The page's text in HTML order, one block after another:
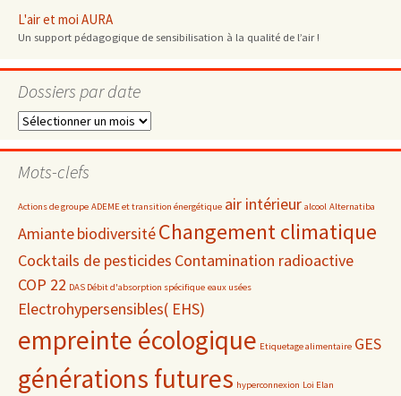
L'air et moi AURA
Un support pédagogique de sensibilisation à la qualité de l’air !
Dossiers par date
Dossiers
date
Mots-clefs
Actions de groupe ADEME et transition énergétique air intérieur alcool Alternatiba
AmiantebiodiversitéChangement climatique
Cocktails de pesticides Contamination radioactive
COP 22 DAS Débit d'absorption spécifique eaux usées
Electrohypersensibles( EHS)
empreinte écologique Etiquetage alimentaire GES
générations futures hyperconnexion Loi Elan